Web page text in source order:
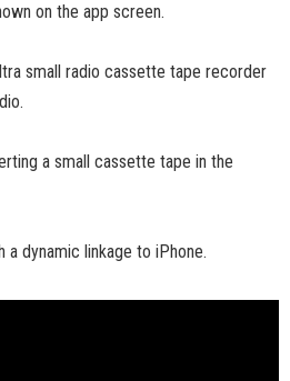
on the app screen.
small radio cassette tape recorder
a small cassette tape in the
dynamic linkage to iPhone.